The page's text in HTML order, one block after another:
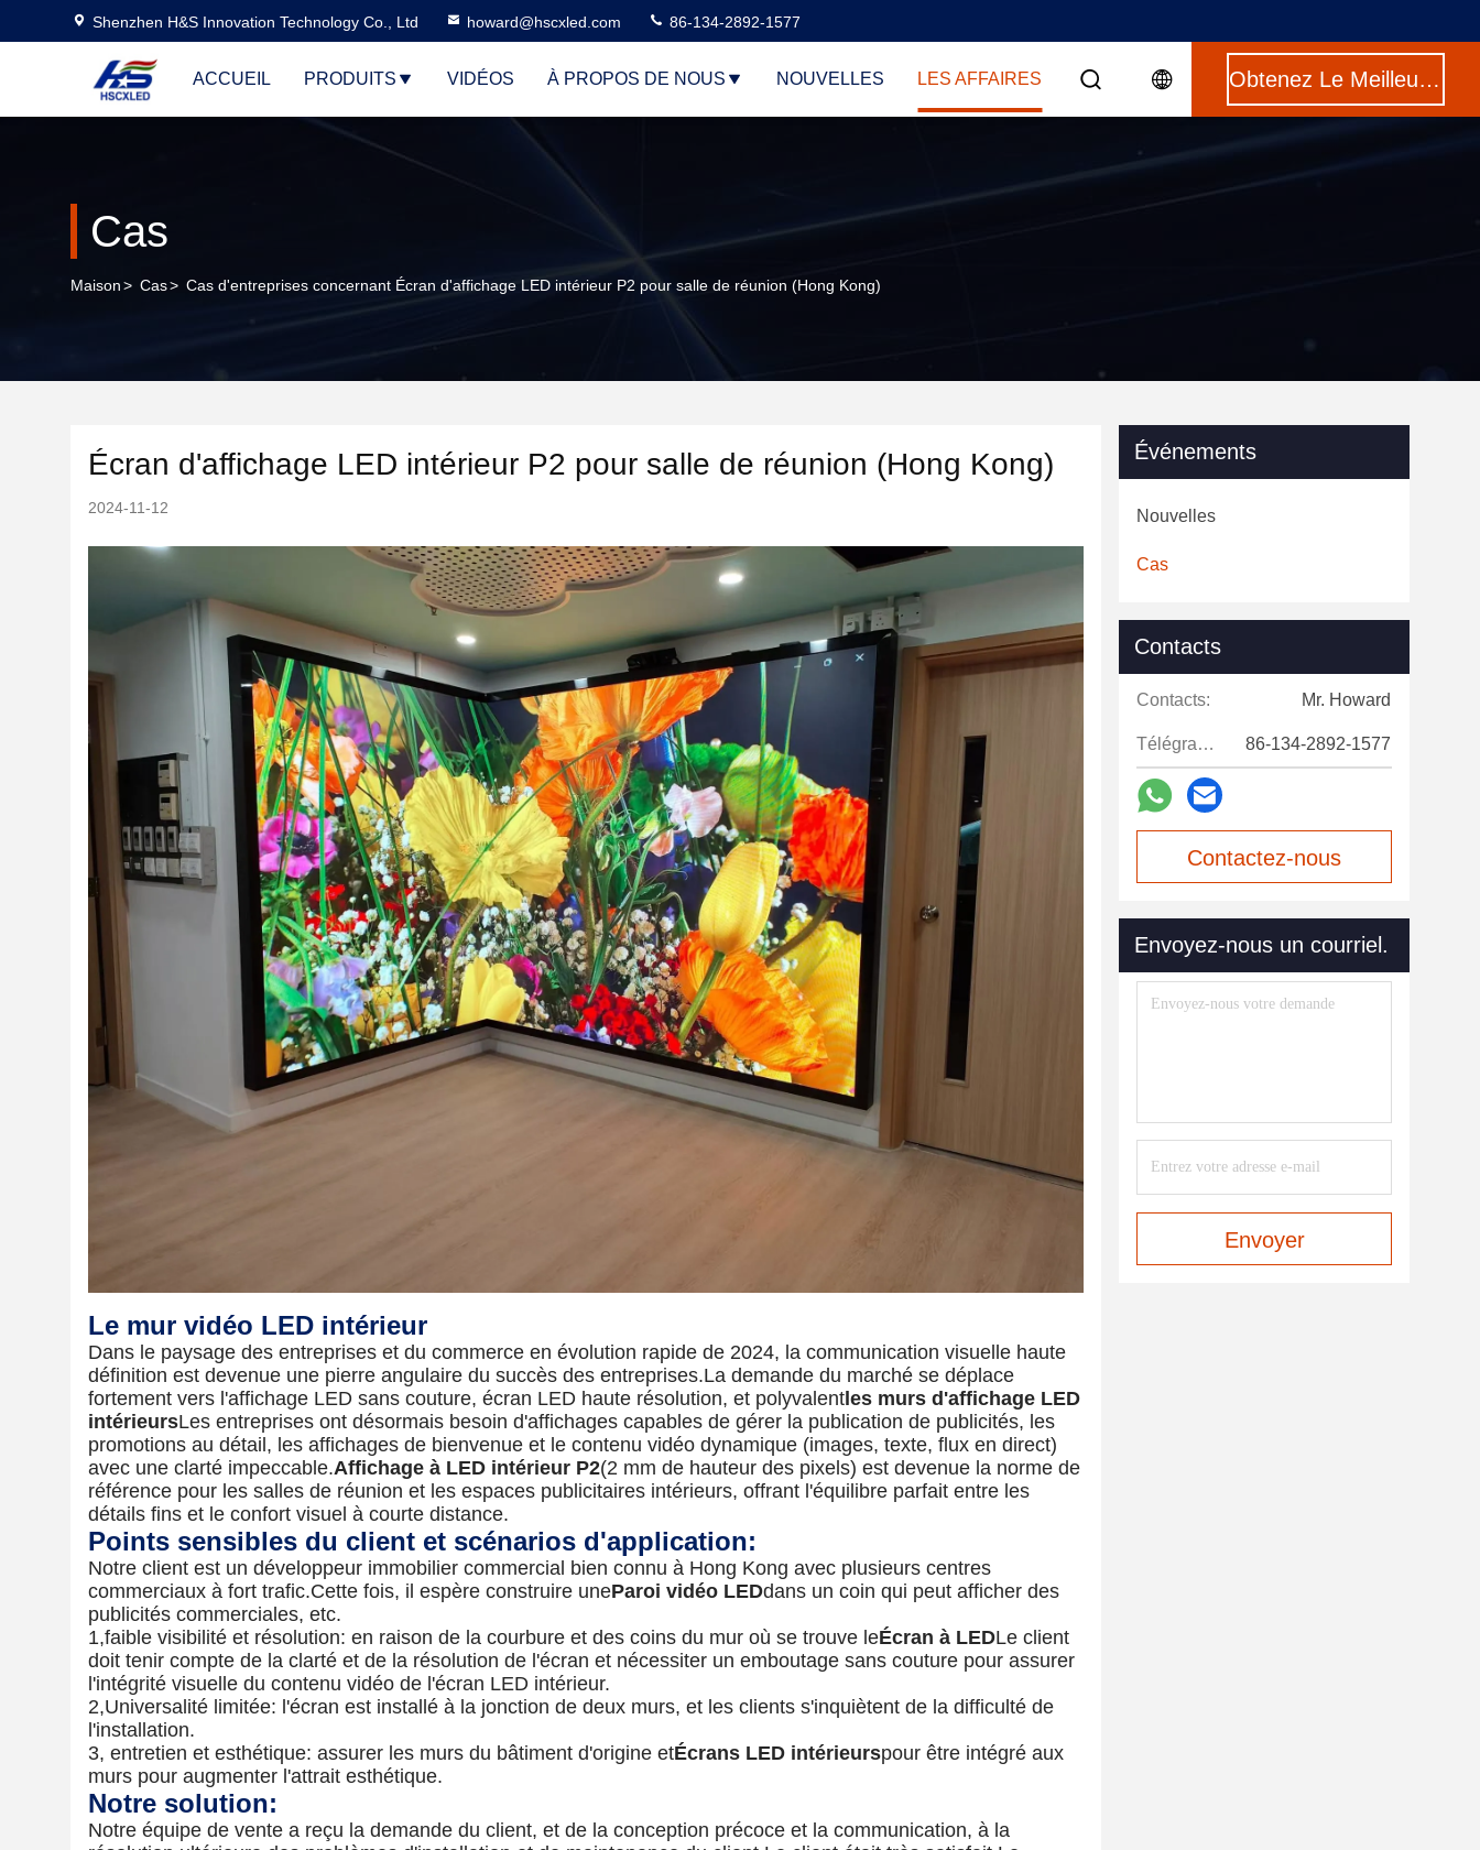
Shenzhen H&S Innovation Technology Co., Ltd howard@hscxled.com 86-134-2892-1577
ACCUEIL PRODUITS VIDÉOS À PROPOS DE NOUS NOUVELLES LES AFFAIRES Obtenez Le Meilleur Prix
Cas
Maison> Cas> Cas d'entreprises concernant Écran d'affichage LED intérieur P2 pour salle de réunion (Hong Kong)
Écran d'affichage LED intérieur P2 pour salle de réunion (Hong Kong)
2024-11-12
Le mur vidéo LED intérieur
Dans le paysage des entreprises et du commerce en évolution rapide de 2024, la communication visuelle haute
définition est devenue une pierre angulaire du succès des entreprises.La demande du marché se déplace
fortement vers l'affichage LED sans couture, écran LED haute résolution, et polyvalent les murs d'affichage LED
intérieursLes entreprises ont désormais besoin d'affichages capables de gérer la publication de publicités, les
promotions au détail, les affichages de bienvenue et le contenu vidéo dynamique (images, texte, flux en direct)
avec une clarté impeccable.Affichage à LED intérieur P2(2 mm de hauteur des pixels) est devenue la norme de
référence pour les salles de réunion et les espaces publicitaires intérieurs, offrant l'équilibre parfait entre les
détails fins et le confort visuel à courte distance.
Points sensibles du client et scénarios d'application:
Notre client est un développeur immobilier commercial bien connu à Hong Kong avec plusieurs centres
commerciaux à fort trafic.Cette fois, il espère construire uneParoi vidéo LEDdans un coin qui peut afficher des
publicités commerciales, etc.
1,faible visibilité et résolution: en raison de la courbure et des coins du mur où se trouve leÉcran à LEDLe client
doit tenir compte de la clarté et de la résolution de l'écran et nécessiter un emboutage sans couture pour assurer
l'intégrité visuelle du contenu vidéo de l'écran LED intérieur.
2,Universalité limitée: l'écran est installé à la jonction de deux murs, et les clients s'inquiètent de la difficulté de
l'installation.
3, entretien et esthétique: assurer les murs du bâtiment d'origine etÉcrans LED intérieurspour être intégré aux
murs pour augmenter l'attrait esthétique.
Notre solution:
Notre équipe de vente a reçu la demande du client, et de la conception précoce et la communication, à la
Événements
Nouvelles
Cas
Contacts
Contacts: Mr. Howard
Télégramme: 86-134-2892-1577
Contactez-nous
Envoyez-nous un courriel.
Envoyer